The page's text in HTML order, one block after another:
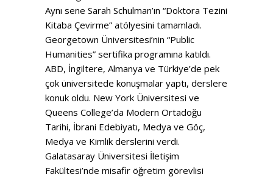
Aynı sene Sarah Schulman’ın “Doktora Tezini
Kitaba Çevirme” atölyesini tamamladı.
Georgetown Üniversitesi’nin “Public
Humanities” sertifika programına katıldı.
ABD, İngiltere, Almanya ve Türkiye’de pek
çok üniversitede konuşmalar yaptı, derslere
konuk oldu. New York Üniversitesi ve
Queens College’da Modern Ortadoğu
Tarihi, İbrani Edebiyatı, Medya ve Göç,
Medya ve Kimlik derslerini verdi.
Galatasaray Üniversitesi İletişim
Fakültesi’nde misafir öğretim görevlisi